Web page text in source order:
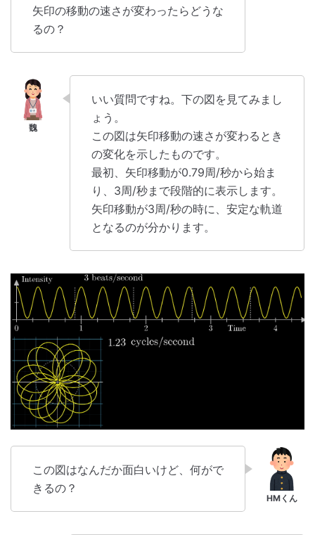
矢印の移動の速さが変わったらどうな
るの？
いい質問ですね。下の図を見てみまし
ょう。
この図は矢印移動の速さが変わるとき
の変化を示したものです。
最初、矢印移動が0.79周/秒から始ま
り、3周/秒まで段階的に表示します。
矢印移動が3周/秒の時に、安定な軌道
となるのが分かります。
この図はなんだか面白いけど、何がで
きるの？